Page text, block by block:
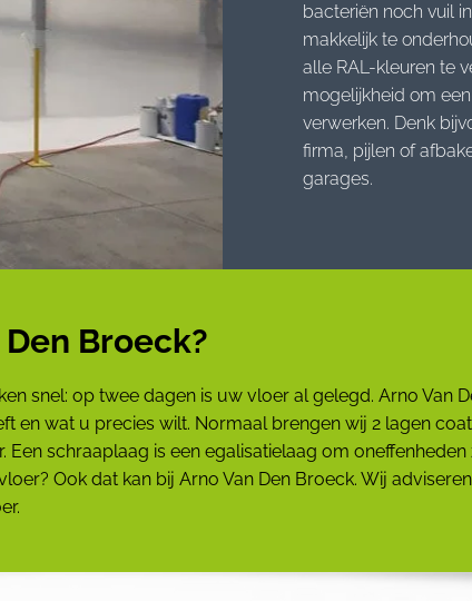
bacteriën noch vuil
makkelijk te
alle RAL-kleuren te
mogelijkheid om
verwerken. Denk
firma, pijlen of
garages.
Broeck?
snel: op twee dagen is uw vloer al gelegd. Arno Van
en wat u precies wilt. Normaal brengen wij 2 lagen
schraaplaag is een egalisatielaag om
Ook dat kan bij Arno Van Den Broeck. Wij